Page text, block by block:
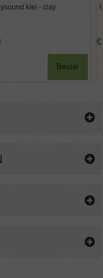
klei - clay
Bestel
€